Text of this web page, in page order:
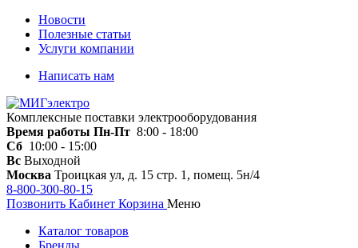
Новости
Полезные статьи
Услуги компании
Написать нам
Комплексные поставки электрооборудования
Время работы Пн-Пт 8:00 - 18:00
Сб 10:00 - 15:00
Вс Выходной
Москва Троицкая ул, д. 15 стр. 1, помещ. 5н/4
8-800-300-80-15
Позвонить Кабинет Корзина Меню
Каталог товаров
Бренды